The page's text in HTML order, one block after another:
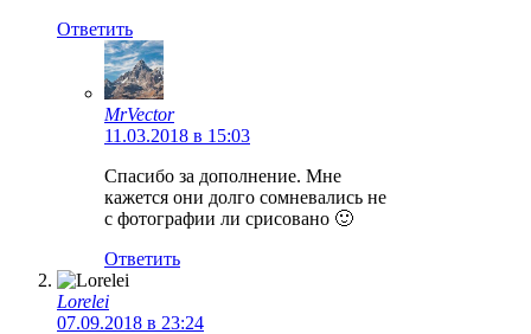
Ответить
MrVector
11.03.2018 в 15:03
Спасибо за дополнение. Мне
кажется они долго сомневались не
с фотографии ли срисовано 🙂
Ответить
Lorelei
07.09.2018 в 23:24